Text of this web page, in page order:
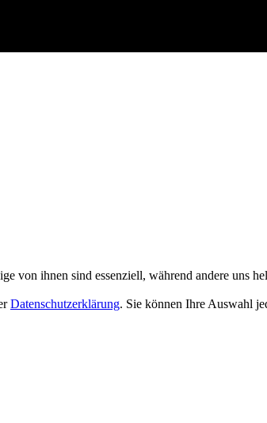
von ihnen sind essenziell, während andere uns
Datenschutzerklärung. Sie können Ihre Auswahl